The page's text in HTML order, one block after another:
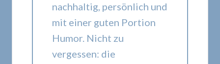
nachhaltig, persönlich und
mit einer guten Portion
Humor. Nicht zu
vergessen: die